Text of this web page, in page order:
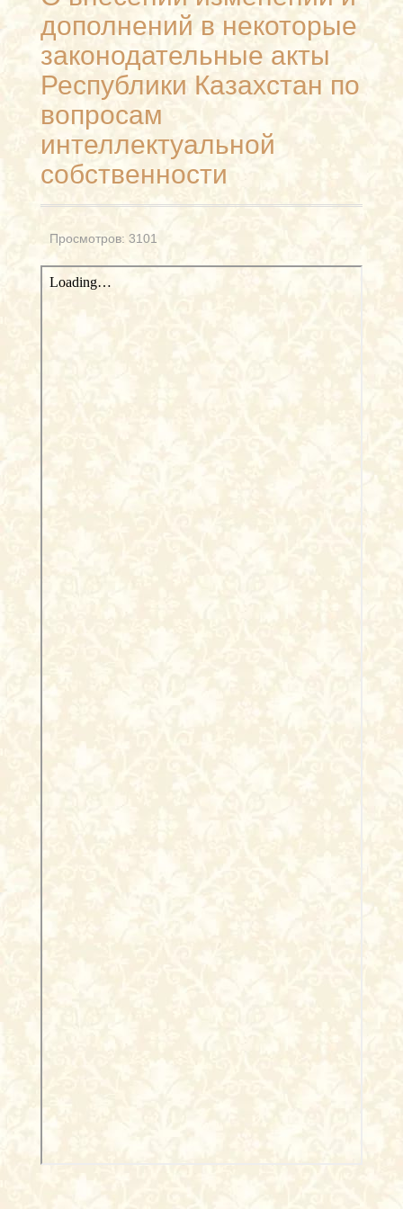
дополнений в некоторые
законодательные акты
Республики Казахстан по
вопросам
интеллектуальной
собственности
Просмотров: 3101